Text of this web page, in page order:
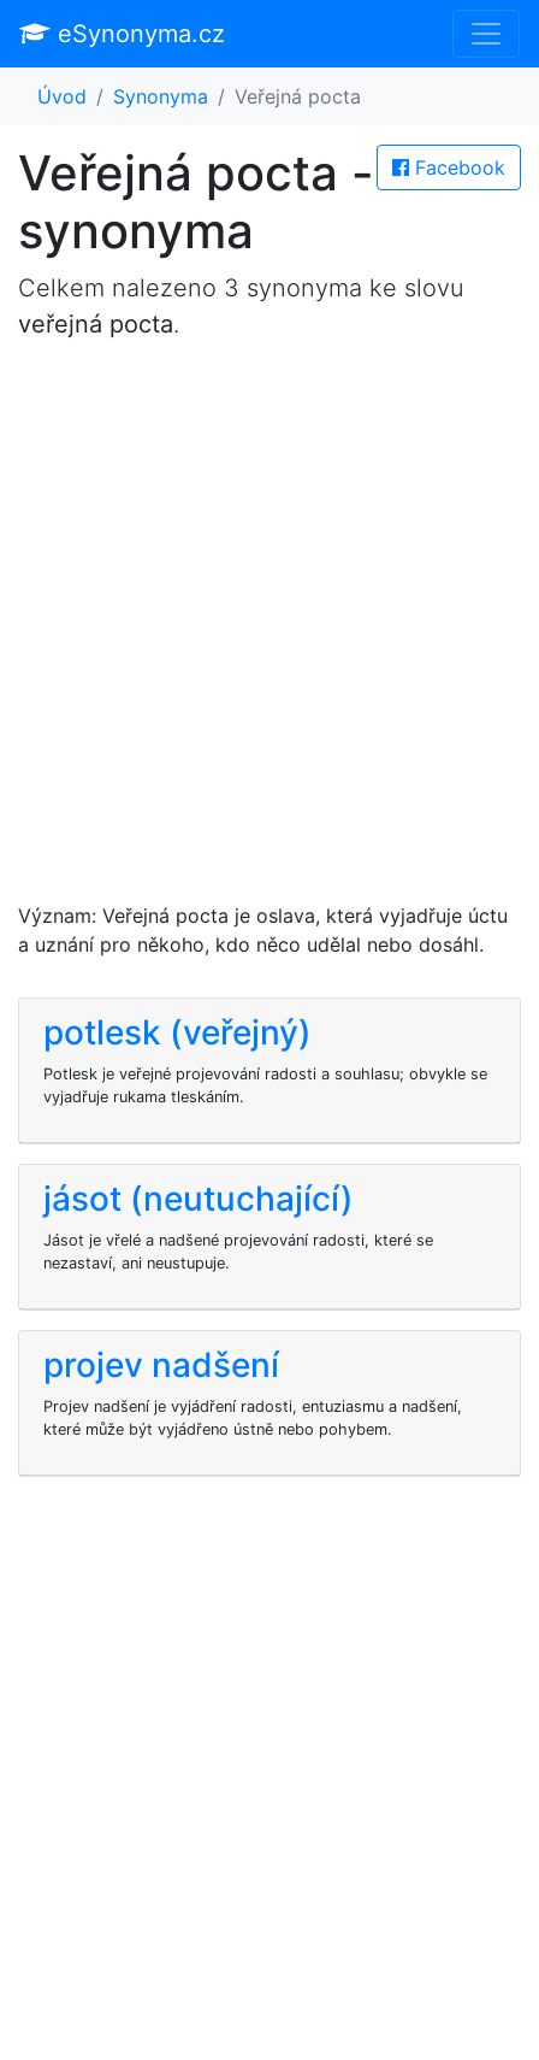
eSynonyma.cz
Úvod Synonyma Veřejná pocta
Facebook
Veřejná pocta -
synonyma
Celkem nalezeno 3 synonyma ke slovu
veřejná pocta.
Význam: Veřejná pocta je oslava, která vyjadřuje úctu
a uznání pro někoho, kdo něco udělal nebo dosáhl.
potlesk (veřejný)
Potlesk je veřejné projevování radosti a souhlasu; obvykle se
vyjadřuje rukama tleskáním.
jásot (neutuchající)
Jásot je vřelé a nadšené projevování radosti, které se
nezastaví, ani neustupuje.
projev nadšení
Projev nadšení je vyjádření radosti, entuziasmu a nadšení,
které může být vyjádřeno ústně nebo pohybem.